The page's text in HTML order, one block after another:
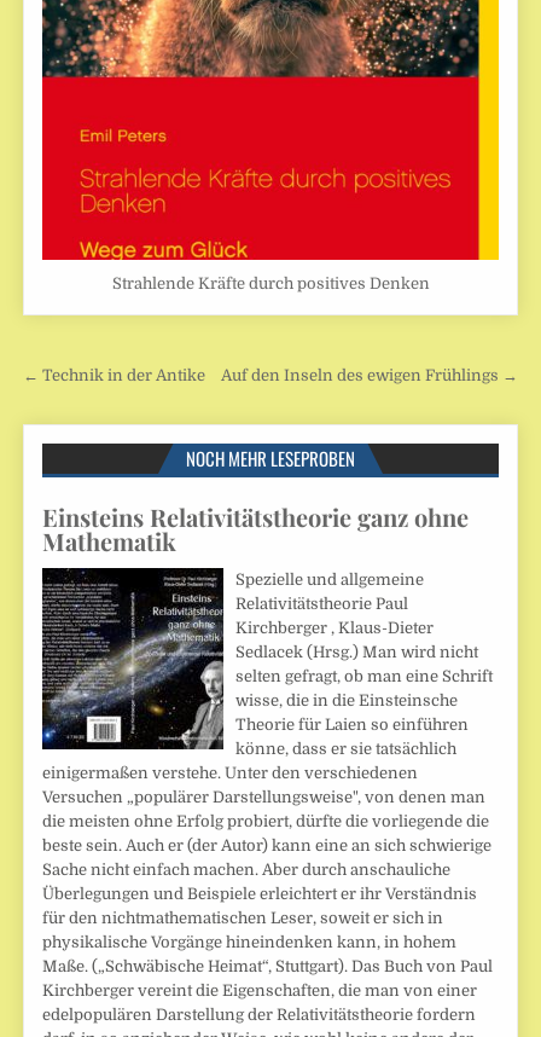
Strahlende Kräfte durch positives Denken
Beitragsnavigation
← Technik in der Antike Auf den Inseln des ewigen Frühlings →
NOCH MEHR LESEPROBEN
Einsteins Relativitätstheorie ganz ohne
Mathematik
Spezielle und allgemeine
Relativitätstheorie Paul
Kirchberger , Klaus-Dieter
Sedlacek (Hrsg.) Man wird nicht
selten gefragt, ob man eine Schrift
wisse, die in die Einsteinsche
Theorie für Laien so einführen
könne, dass er sie tatsächlich
einigermaßen verstehe. Unter den verschiedenen
Versuchen „populärer Darstellungsweise", von denen man
die meisten ohne Erfolg probiert, dürfte die vorliegende die
beste sein. Auch er (der Autor) kann eine an sich schwierige
Sache nicht einfach machen. Aber durch anschauliche
Überlegungen und Beispiele erleichtert er ihr Verständnis
für den nichtmathematischen Leser, soweit er sich in
physikalische Vorgänge hineindenken kann, in hohem
Maße. („Schwäbische Heimat“, Stuttgart). Das Buch von Paul
Kirchberger vereint die Eigenschaften, die man von einer
edelpopulären Darstellung der Relativitätstheorie fordern